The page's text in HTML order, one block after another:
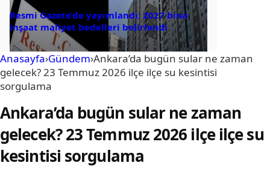
Resmi Gazete’de yayımlandı: 2027 bina
inşaat maliyet bedelleri belirlendi
Anasayfa›Gündem›Ankara’da bugün sular ne zaman
gelecek? 23 Temmuz 2026 ilçe ilçe su kesintisi
sorgulama
Ankara’da bugün sular ne zaman
gelecek? 23 Temmuz 2026 ilçe ilçe su
kesintisi sorgulama